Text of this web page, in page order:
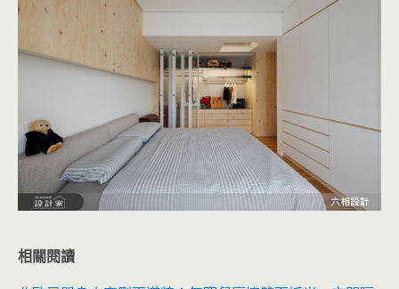
相關閱讀